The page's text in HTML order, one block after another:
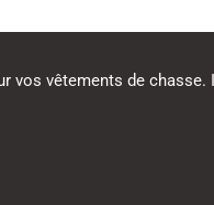
vos vêtements de